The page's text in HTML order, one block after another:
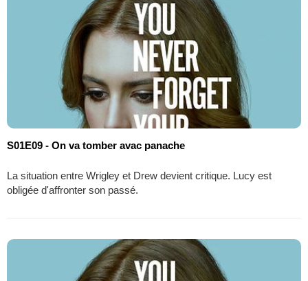
S01E09 - On va tomber avac panache
La situation entre Wrigley et Drew devient critique. Lucy est
obligée d'affronter son passé.